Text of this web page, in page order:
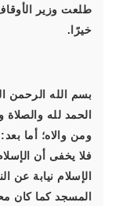
طلعت وزير
خيرًا.
بسم الله الرحمن
الحمد لله
ومن والاه؛ أما بعد:
فلا يخفى أن
الإسلام نيابة عن
المسجد كما كان